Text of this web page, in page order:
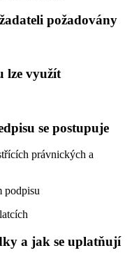
požadovány
lze využít
se postupuje
právnických a
podpisu
a jak se uplatňují